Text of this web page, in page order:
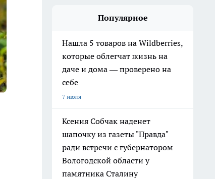
Популярное
Нашла 5 товаров на Wildberries,
которые облегчат жизнь на
даче и дома — проверено на
себе
7 июля
Ксения Собчак наденет
шапочку из газеты "Правда"
ради встречи с губернатором
Вологодской области у
памятника Сталину